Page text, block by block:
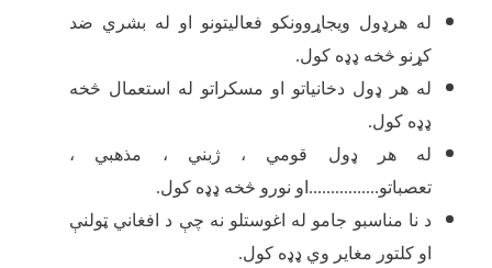
له هرډول ویجاړوونکو فعالیتونو او له بشري ضد
کړنو څخه ډډه کول.
له هر ډول دخانیاتو او مسکراتو له استعمال څخه
ډډه کول.
له هر ډول قومي ، ژبني ، مذهبي ،
تعصباتو................او نورو څخه ډډه کول.
د نا مناسبو جامو له اغوستلو نه چې د افغاني ټولنې
او کلتور مغایر وي ډډه کول.